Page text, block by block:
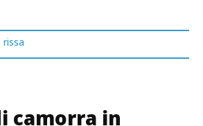
rissa
camorra in